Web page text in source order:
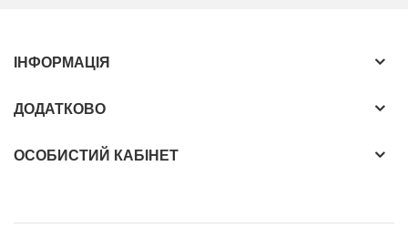
ІНФОРМАЦІЯ
ДОДАТКОВО
ОСОБИСТИЙ КАБІНЕТ